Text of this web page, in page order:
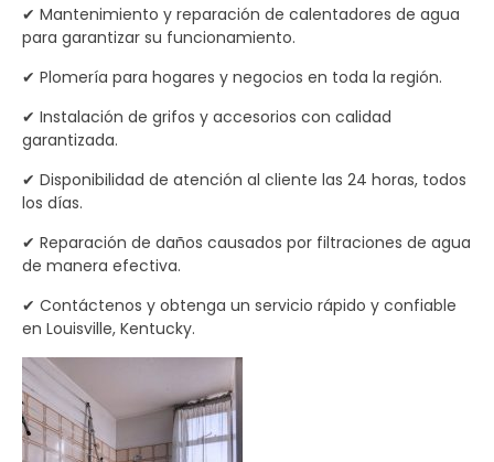
✔ Mantenimiento y reparación de calentadores de agua
para garantizar su funcionamiento.
✔ Plomería para hogares y negocios en toda la región.
✔ Instalación de grifos y accesorios con calidad
garantizada.
✔ Disponibilidad de atención al cliente las 24 horas, todos
los días.
✔ Reparación de daños causados por filtraciones de agua
de manera efectiva.
✔ Contáctenos y obtenga un servicio rápido y confiable
en Louisville, Kentucky.